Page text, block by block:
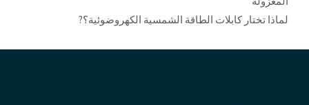
لماذا تختار كابلات الطاقة الشمسية الكهروضوئية؟?